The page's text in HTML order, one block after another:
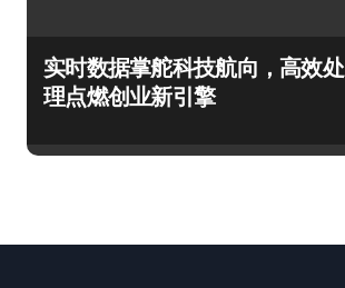
实时数据掌舵科技航向，高效处
理点燃创业新引擎